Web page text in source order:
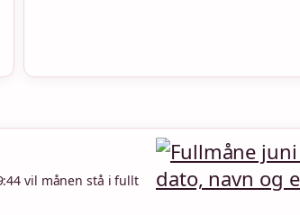
vil månen stå i fullt